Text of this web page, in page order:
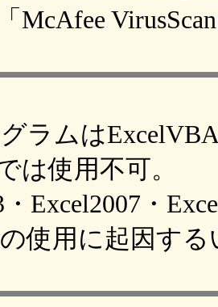
McAfee
ラムは
は使用不可。
Excel2007・
使用に起因す